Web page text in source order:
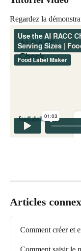
Regardez la
Articles
Comment créer et